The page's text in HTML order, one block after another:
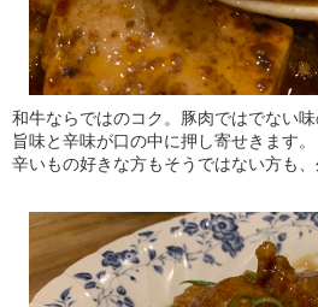
和牛ならではのコク。豚肉ではでない味
旨味と辛味が口の中に押し寄せきます。
辛いもの好きな方もそうではない方も、